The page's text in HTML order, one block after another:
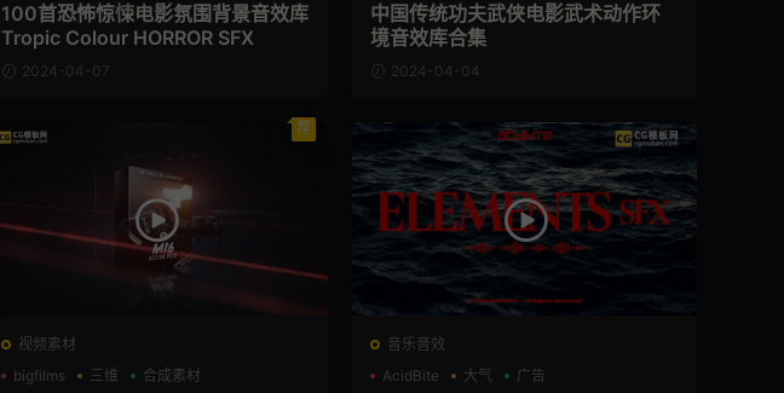
100首恐怖惊悚电影氛围背景音效库
Tropic Colour HORROR SFX
2024-04-07
中国传统功夫武侠电影武术动作环
境音效库合集
2024-04-04
视频素材
bigfilms
三维 合成素材
荐
音乐音效
AcidBite
大气 广告